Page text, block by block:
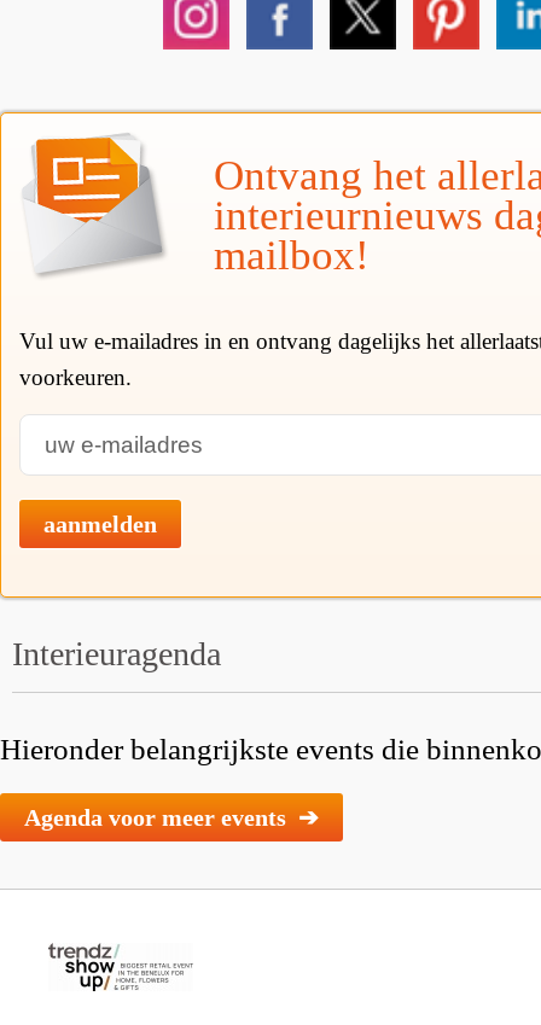
Ontvang het
interieurnieuws
mailbox!
Vul uw e-mailadres in en ontvang dagelijks het
voorkeuren.
aanmelden
Interieuragenda
Hieronder belangrijkste events die
Agenda voor meer events ➔